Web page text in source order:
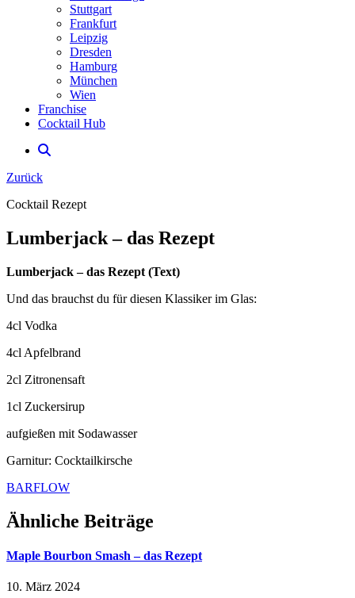
Stuttgart
Frankfurt
Leipzig
Dresden
Hamburg
München
Wien
Franchise
Cocktail Hub
Zurück
Cocktail Rezept
Lumberjack – das Rezept
Lumberjack – das Rezept (Text)
Und das brauchst du für diesen Klassiker im Glas:
4cl Vodka
4cl Apfelbrand
2cl Zitronensaft
1cl Zuckersirup
aufgießen mit Sodawasser
Garnitur: Cocktailkirsche
BARFLOW
Ähnliche Beiträge
Maple Bourbon Smash – das Rezept
10. März 2024